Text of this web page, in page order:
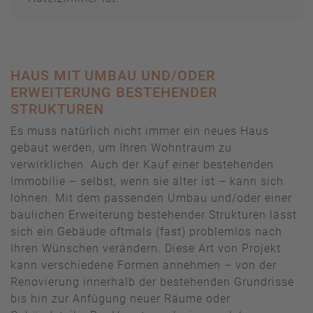
HAUS MIT UMBAU UND/ODER
ERWEITERUNG BESTEHENDER
STRUKTUREN
Es muss natürlich nicht immer ein neues Haus
gebaut werden, um Ihren Wohntraum zu
verwirklichen. Auch der Kauf einer bestehenden
Immobilie – selbst, wenn sie älter ist – kann sich
lohnen. Mit dem passenden Umbau und/oder einer
baulichen Erweiterung bestehender Strukturen lässt
sich ein Gebäude oftmals (fast) problemlos nach
Ihren Wünschen verändern. Diese Art von Projekt
kann verschiedene Formen annehmen – von der
Renovierung innerhalb der bestehenden Grundrisse
bis hin zur Anfügung neuer Räume oder